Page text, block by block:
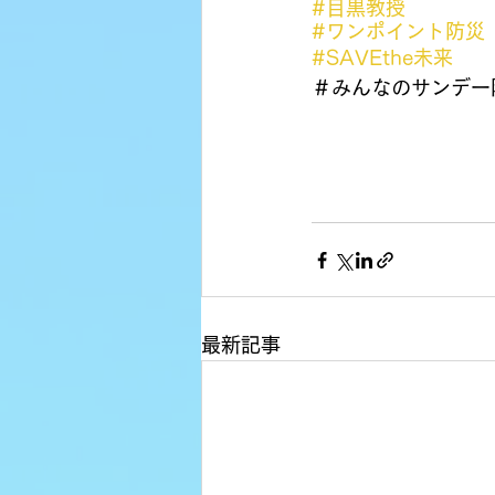
#目黒教授
#ワンポイント防災
#SAVEthe未来
＃みんなのサンデ
最新記事